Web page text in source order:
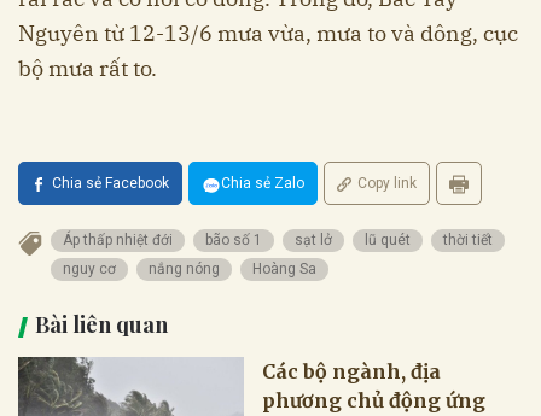
Nguyên từ 12-13/6 mưa vừa, mưa to và dông, cục
bộ mưa rất to.
Chia sẻ Facebook Chia sẻ Zalo Copy link
Áp thấp nhiệt đới bão số 1 sạt lở lũ quét
thời tiết
nguy cơ
nắng nóng Hoàng Sa
Bài liên quan
Các bộ ngành, địa
phương chủ động ứng